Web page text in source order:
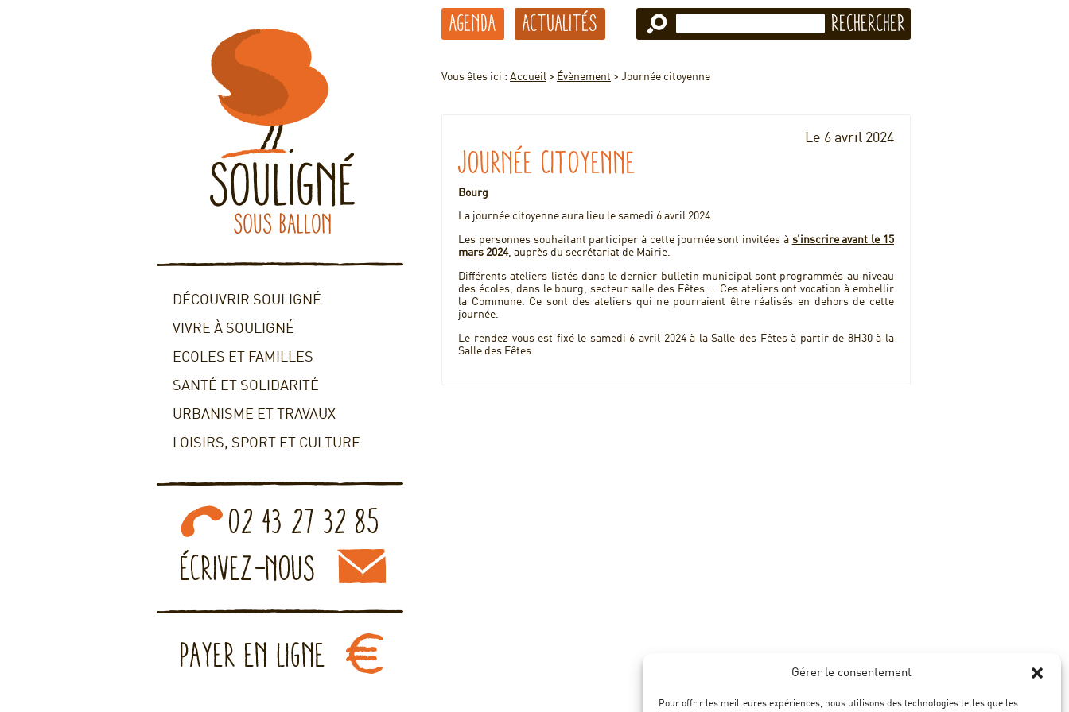
Gérer le consentement
Pour offrir les meilleures expériences, nous utilisons des technologies telles que les
DÉCOUVRIR SOULIGNÉ
VIVRE À SOULIGNÉ
ECOLES ET FAMILLES
SANTÉ ET SOLIDARITÉ
URBANISME ET TRAVAUX
LOISIRS, SPORT ET CULTURE
Agenda Actualités
Vous êtes ici : Accueil > Évènement > Journée citoyenne
Le 6 avril 2024
Journée citoyenne
Bourg
La journée citoyenne aura lieu le samedi 6 avril 2024.
Les personnes souhaitant participer à cette journée sont invitées à s’inscrire avant le 15
mars 2024, auprès du secrétariat de Mairie.
Différents ateliers listés dans le dernier bulletin municipal sont programmés au niveau
des écoles, dans le bourg, secteur salle des Fêtes…. Ces ateliers ont vocation à embellir
la Commune. Ce sont des ateliers qui ne pourraient être réalisés en dehors de cette
journée.
Le rendez-vous est fixé le samedi 6 avril 2024 à la Salle des Fêtes à partir de 8H30 à la
Salle des Fêtes.